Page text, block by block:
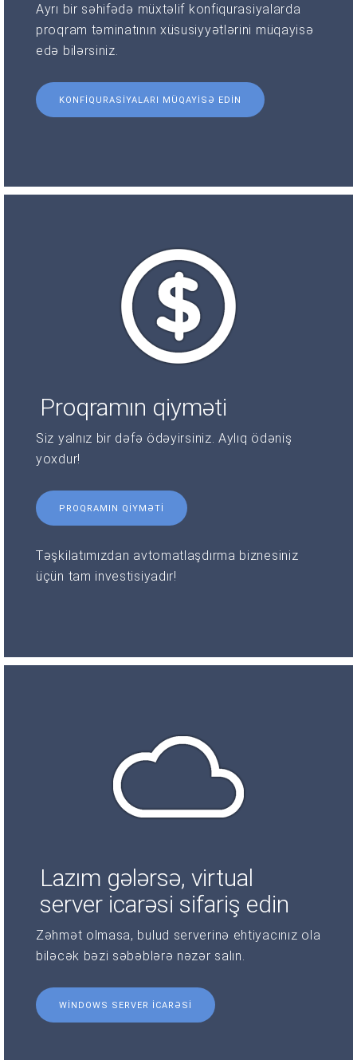
Ayrı bir səhifədə müxtəlif konfiqurasiyalarda
proqram təminatının xüsusiyyətlərini müqayisə
edə bilərsiniz.
KONFIQURASIYALARI MÜQAYISƏ EDIN
Proqramın qiyməti
Siz yalnız bir dəfə ödəyirsiniz. Aylıq ödəniş
yoxdur!
PROQRAMIN QIYMƏTI
Təşkilatımızdan avtomatlaşdırma biznesiniz
üçün tam investisiyadır!
Lazım gələrsə, virtual
server icarəsi sifariş edin
Zəhmət olmasa, bulud serverinə ehtiyacınız ola
biləcək bəzi səbəblərə nəzər salın.
WINDOWS SERVER ICARƏSI